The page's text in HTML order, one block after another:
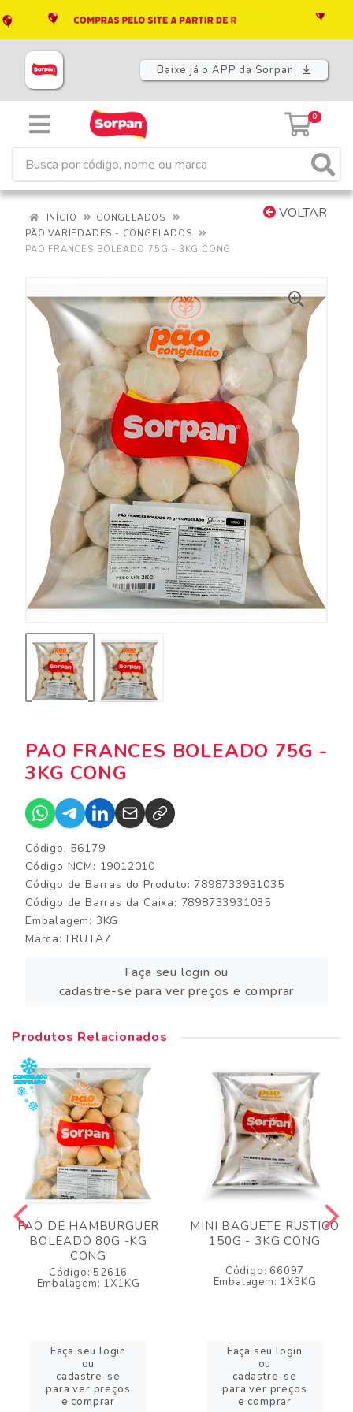
Baixe já o APP da Sorpan
0
VOLTAR
INÍCIO
CONGELADOS
PÃO VARIEDADES - CONGELADOS
PAO FRANCES BOLEADO 75G - 3KG CONG
PAO FRANCES BOLEADO 75G -
3KG CONG
Código: 56179
Código NCM: 19012010
Código de Barras do Produto: 7898733931035
Código de Barras da Caixa: 7898733931035
Embalagem: 3KG
Marca: FRUTA7
Faça seu login ou
cadastre-se para ver preços e comprar
Produtos Relacionados
PAO DE HAMBURGUER
BOLEADO 80G -KG
CONG
Código: 52616
Embalagem: 1X1KG
Faça seu login
ou
cadastre-se
para ver preços
e comprar
MINI BAGUETE RUSTICO
150G - 3KG CONG
Código: 66097
Embalagem: 1X3KG
Faça seu login
ou
cadastre-se
para ver preços
e comprar